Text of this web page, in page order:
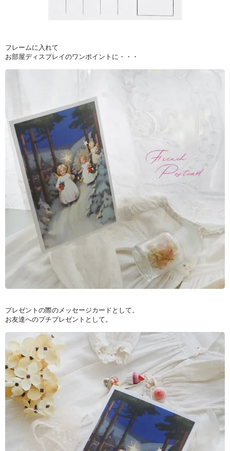
フレームに入れて
お部屋ディスプレイのワンポイントに・・・
プレゼントの際のメッセージカードとして。
お友達へのプチプレゼントとして。